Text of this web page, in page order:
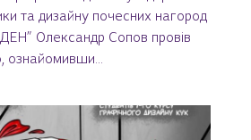
та дизайну почесних нагород
Олександр Сопов провів
ознайомивши...